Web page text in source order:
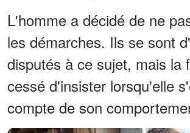
L'homme a décidé de ne
les démarches. Ils se sont
disputés à ce sujet, mais la
cessé d'insister lorsqu'elle
compte de son